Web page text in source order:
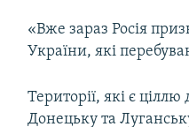
«Вже зараз Росія
України, які
Території, які є
Донецьку та